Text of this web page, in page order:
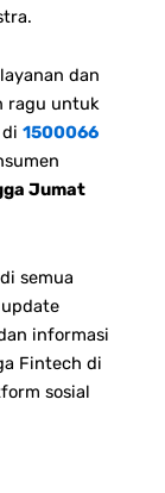
dan
ragu untuk
1500066
Jumat
semua
informasi
Fintech di
sosial